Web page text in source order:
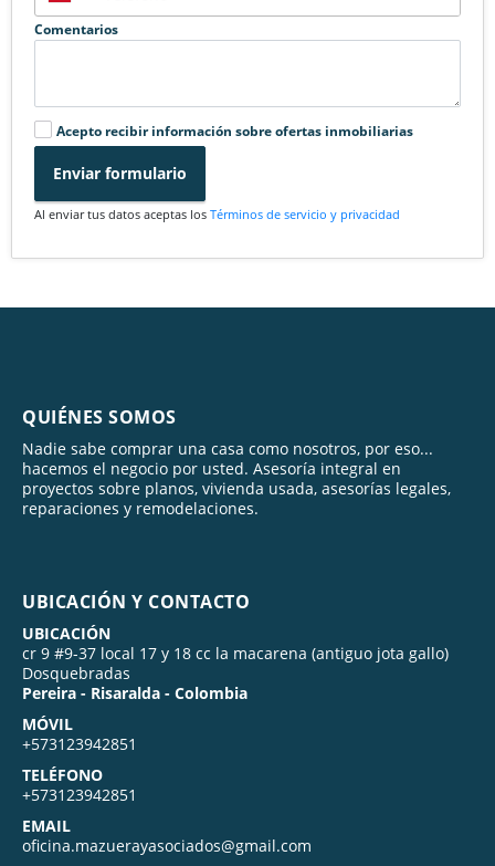
Comentarios
Acepto recibir información sobre ofertas inmobiliarias
Enviar formulario
Al enviar tus datos aceptas los Términos de servicio y privacidad
QUIÉNES SOMOS
Nadie sabe comprar una casa como nosotros, por eso...
hacemos el negocio por usted. Asesoría integral en
proyectos sobre planos, vivienda usada, asesorías legales,
reparaciones y remodelaciones.
UBICACIÓN Y CONTACTO
UBICACIÓN
cr 9 #9-37 local 17 y 18 cc la macarena (antiguo jota gallo)
Dosquebradas
Pereira - Risaralda - Colombia
MÓVIL
+573123942851
TELÉFONO
+573123942851
EMAIL
oficina.mazuerayasociados@gmail.com